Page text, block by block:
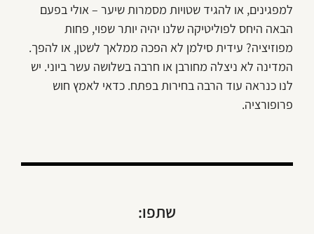
למפגינים, או להגיד שטויות מסמרות שיער – אולי בפעם
הבאה היחס לפוליטיקה שלנו יהיה יותר שפוי, פחות
מפוזיציה? עידית סילמן לא הפכה ממלאך לשטן, או להפך.
המדינה לא ניצלה מחורבן או חרבה בשלושה עשר ביוני. יש
לנו כנראה עוד הרבה בחירות בפתח. כדאי לאמץ חוש
פרופורציה.
שתפו: